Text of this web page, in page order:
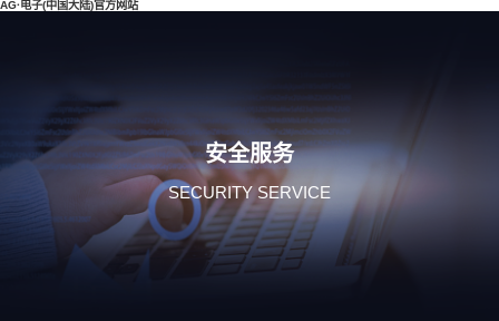
AG·电子(中国大陆)官方网站
安全服务
SECURITY SERVICE